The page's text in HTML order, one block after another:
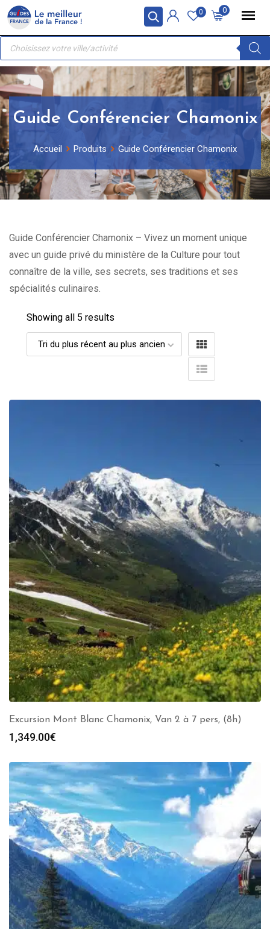
Panneau de gestion des cookies
Skip
content
0
0
Recherche
produits
Guide Conférencier Chamonix
Accueil Produits Guide Conférencier Chamonix
Guide Conférencier Chamonix – Vivez un moment unique
avec un guide privé du ministère de la Culture pour tout
connaître de la ville, ses secrets, ses traditions et ses
spécialités culinaires.
Showing all 5 results
Excursion Mont Blanc Chamonix, Van 2 à 7 pers, (8h)
1,349.00€